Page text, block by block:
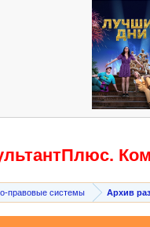
люс.
правовые системы Архив